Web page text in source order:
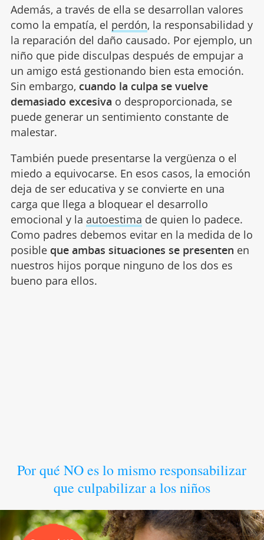
Además, a través de ella se desarrollan valores
como la empatía, el perdón, la responsabilidad y
la reparación del daño causado. Por ejemplo, un
niño que pide disculpas después de empujar a
un amigo está gestionando bien esta emoción.
Sin embargo, cuando la culpa se vuelve
demasiado excesiva o desproporcionada, se
puede generar un sentimiento constante de
malestar.
También puede presentarse la vergüenza o el
miedo a equivocarse. En esos casos, la emoción
deja de ser educativa y se convierte en una
carga que llega a bloquear el desarrollo
emocional y la autoestima de quien lo padece.
Como padres debemos evitar en la medida de lo
posibleque ambas situaciones se presenten en
nuestros hijos porque ninguno de los dos es
bueno para ellos.
Por qué NO es lo mismo responsabilizar
que culpabilizar a los niños